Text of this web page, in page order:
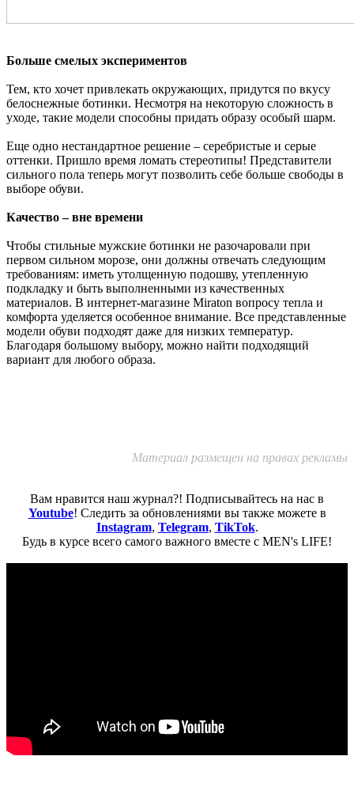
Больше смелых экспериментов
Тем, кто хочет привлекать окружающих, придутся по вкусу
белоснежные ботинки. Несмотря на некоторую сложность в
уходе, такие модели способны придать образу особый шарм.
Еще одно нестандартное решение – серебристые и серые
оттенки. Пришло время ломать стереотипы! Представители
сильного пола теперь могут позволить себе больше свободы в
выборе обуви.
Качество – вне времени
Чтобы стильные мужские ботинки не разочаровали при
первом сильном морозе, они должны отвечать следующим
требованиям: иметь утолщенную подошву, утепленную
подкладку и быть выполненными из качественных
материалов. В интернет-магазине Miraton вопросу тепла и
комфорта уделяется особенное внимание. Все представленные
модели обуви подходят даже для низких температур.
Благодаря большому выбору, можно найти подходящий
вариант для любого образа.
Материал размещен на правах рекламы
Вам нравится наш журнал?! Подписывайтесь на нас в
Youtube! Следить за обновлениями вы также можете в
Instagram, Telegram, TikTok.
Будь в курсе всего самого важного вместе с MEN's LIFE!